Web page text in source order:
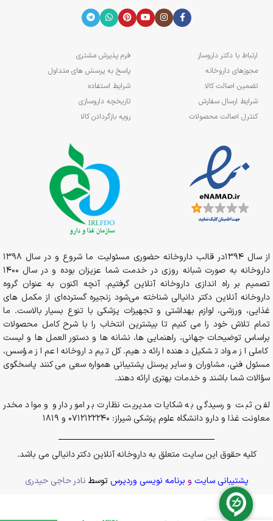
ارتباط با دکتر داروساز
مجوزهای داروخانه
تضمین اصالت کالا
شرایط ارسال سفارش
کنترل اصالت محصولات
فرم پذیرش مشتری
پاسخ به پرسش های متداول
شرایط استفاده
تاریخچه داروسازی
رویه بازگردادن کالا
از سال 1394در قالب داروخانه حضوری مسئولیت ما شروع و در سال 1398
داروخانه به صورت شبانه روزی در خدمت شما عزیزان بوده و در سال 1400
تصمیم بر راه اندازی داروخانه آنلاین گرفتیم. آنچه اکنون به عنوان گروه
داروخانه آنلاین دکتر دانیالی شناخته می‌شود زنجیره گسترده‌ای از مکمل های
غذایی، ورزشی، لوازم بهداشتی و تجهیزات پزشکی با تنوع بسیار بالاست. ما
تمام تلاش خود را می کنیم تا بیشترین انتخاب را با شرح کامل محصولات
براساس توضیحات جهانی، راهنمایی ها، نشانه ها و دستور العمل ها و لیست
کاملی از مواد تشکیل دهنده ارائه دهیم. کل تیم داروخانه اعم از مؤسس،
مسئول فنی، مشاوران و سایر پرسنل پشتیبانی همواره سعی می کنند پاسخگوی
سؤالات شما باشند و خدمات بهتری ارائه دهند.
لفن ثبت و رسیدگی به شکایات مدیریت نظارت بر امور دارو و مواد مخدر
معاونت غذا و دارو دانشگاه علوم پزشکی شیراز: 0712122240 و 1819
کلیه حقوق این سایت متعلق به داروخانه آنلاین دکتر دانیالی می باشد.
پشتیبانی سایت و برنامه نویسی وردپرس توسط نادر حاجی حیدری